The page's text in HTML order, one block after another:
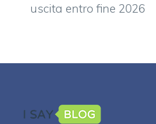
uscita entro fine 2026